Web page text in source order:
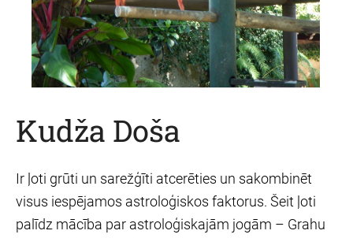
Kudža Doša
Ir ļoti grūti un sarežģīti atcerēties un sakombinēt
visus iespējamos astroloģiskos faktorus. Šeit ļoti
palīdz mācība par astroloģiskajām jogām – Grahu